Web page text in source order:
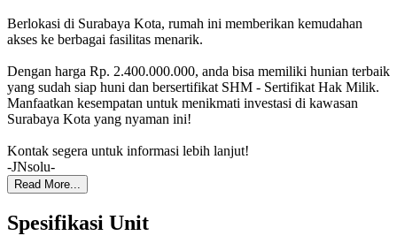
Berlokasi di Surabaya Kota, rumah ini memberikan kemudahan
akses ke berbagai fasilitas menarik.
Dengan harga Rp. 2.400.000.000, anda bisa memiliki hunian terbaik
yang sudah siap huni dan bersertifikat SHM - Sertifikat Hak Milik.
Manfaatkan kesempatan untuk menikmati investasi di kawasan
Surabaya Kota yang nyaman ini!
Kontak segera untuk informasi lebih lanjut!
-JNsolu-
Read More...
Spesifikasi Unit